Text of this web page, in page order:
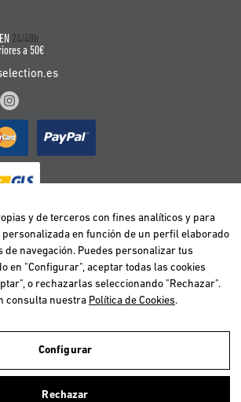
y de terceros para realizar el análisis de la
y de este modo poder ofrecer un mejor
24/48h
a 50€
BELGIË / BELGIQUE
DEUTSCHLAND
ESPAÑA
FRANCE
ITALIA
NEDERLAND
ÖSTERREICH
PORTUGAL
y de terceros con fines analíticos y para
en función de un perfil elaborado
de navegación. Puedes personalizar tus
en "Configurar", aceptar todas las cookies
o rechazarlas seleccionando "Rechazar".
consulta nuestra Política de Cookies.
Configurar
Rechazar